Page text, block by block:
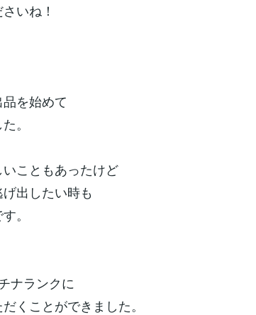
いね！
を始めて
。
こともあったけど
出したい時も
。
ナランクに
くことができました。